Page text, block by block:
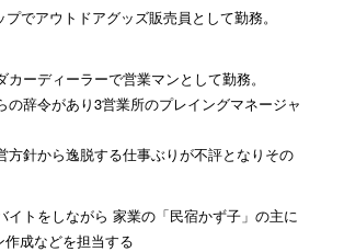
でアウトドアグッズ販売員として勤務。
カーディーラーで営業マンとして勤務。
の辞令があり3営業所のプレイングマネージャ
方針から逸脱する仕事ぶりが不評となりその
イトをしながら 家業の「民宿かず子」の主に
成などを担当する